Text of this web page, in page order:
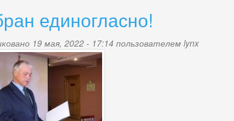
принято
2
317
заявлений
на
новое
пособие
на
детей
единогласно!
19 мая, 2022 - 17:14 пользователем lynx